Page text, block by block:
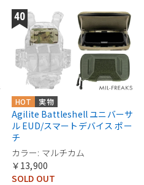
実物
HOT
Agilite Battleshell ユニバーサ
ル EUD/スマートデバイス ポー
チ
カラー: マルチカム
￥13,900
SOLD OUT